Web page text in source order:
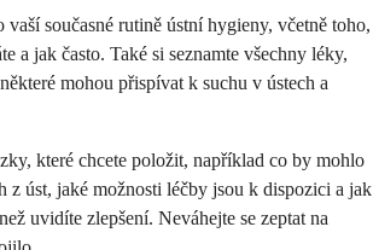
vaší současné rutině ústní hygieny, včetně toho,
a jak často. Také si seznamte všechny léky,
mohou přispívat k suchu v ústech a
které chcete položit, například co by mohlo
z úst, jaké možnosti léčby jsou k dispozici a jak
uvidíte zlepšení. Neváhejte se zeptat na